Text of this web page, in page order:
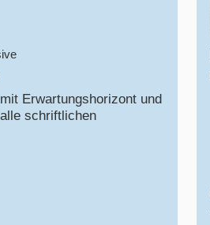
Erwartungshorizont und
schriftlichen